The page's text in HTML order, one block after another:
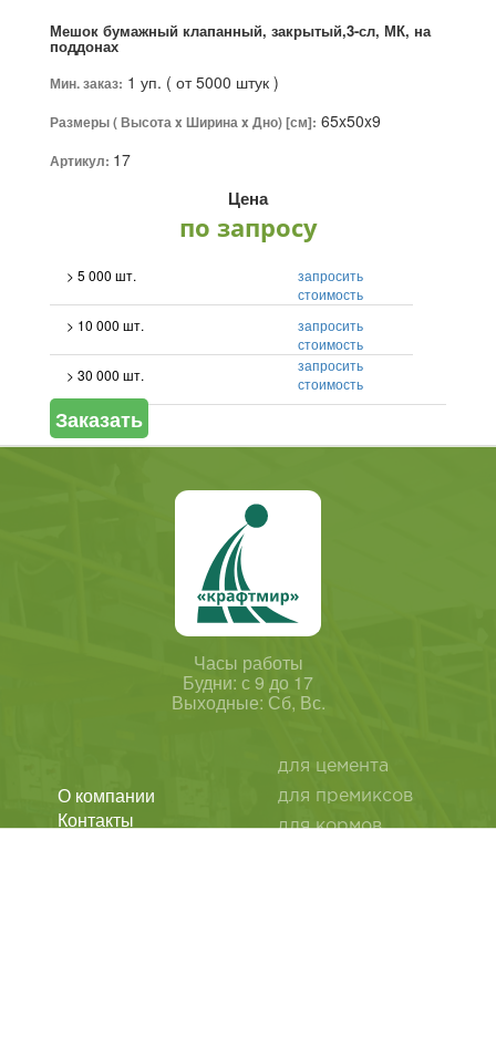
Мешок бумажный клапанный, закрытый,3-сл, МК, на
поддонах
Мин. заказ: 1 уп. ( от 5000 штук )
Размеры ( Высота x Ширина x Дно) [см]: 65x50x9
Артикул: 17
Цена
по запросу
> 5 000 шт.
запросить
стоимость
> 10 000 шт.
запросить
стоимость
> 30 000 шт.
запросить
стоимость
Заказать
Часы работы
Будни: с 9 до 17
Выходные: Сб, Вс.
О компании
Контакты
для цемента
для премиксов
для кормов